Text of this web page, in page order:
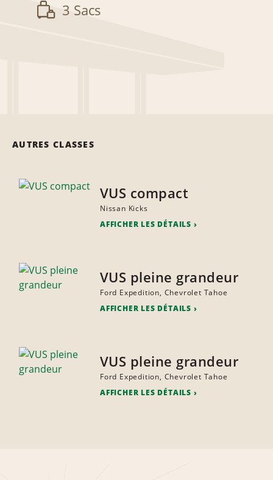
3 Sacs
AUTRES CLASSES
VUS compact
Nissan Kicks
AFFICHER LES DÉTAILS
VUS pleine grandeur
Ford Expedition, Chevrolet Tahoe
AFFICHER LES DÉTAILS
VUS pleine grandeur
Ford Expedition, Chevrolet Tahoe
AFFICHER LES DÉTAILS